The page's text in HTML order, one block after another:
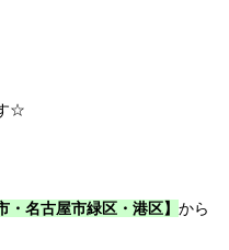
☆
・名古屋市緑区・港区】 から